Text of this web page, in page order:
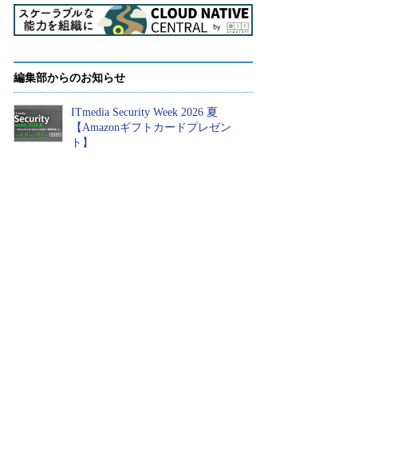
編集部からのお知らせ
ITmedia Security Week 2026 夏
【Amazonギフトカードプレゼン
ト】